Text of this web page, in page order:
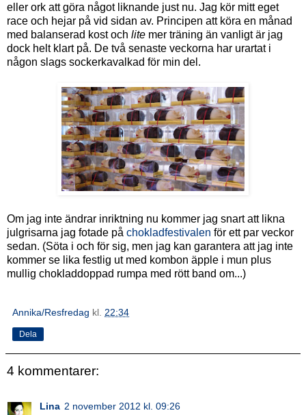
eller ork att göra något liknande just nu. Jag kör mitt eget
race och hejar på vid sidan av. Principen att köra en månad
med balanserad kost och lite mer träning än vanligt är jag
dock helt klart på. De två senaste veckorna har urartat i
någon slags sockerkavalkad för min del.
Om jag inte ändrar inriktning nu kommer jag snart att likna
julgrisarna jag fotade på chokladfestivalen för ett par veckor
sedan. (Söta i och för sig, men jag kan garantera att jag inte
kommer se lika festlig ut med kombon äpple i mun plus
mullig chokladdoppad rumpa med rött band om...)
Annika/Resfredag kl. 22:34
Dela
4 kommentarer:
Lina 2 november 2012 kl. 09:26